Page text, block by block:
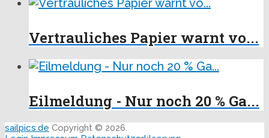
Vertrauliches Papier warnt vo...
Eilmeldung - Nur noch 20 % Ga...
sailpics.de Copyright © 2026.